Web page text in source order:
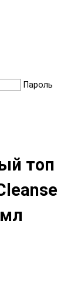
Пароль
топ